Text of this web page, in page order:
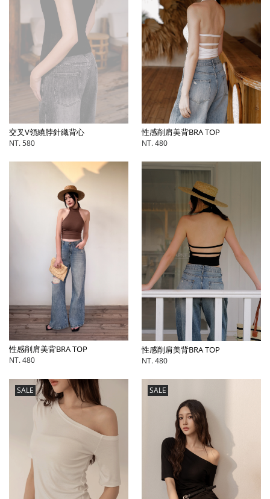
交叉V領繞脖針織背心
NT. 580
性感削肩美背BRA TOP
NT. 480
性感削肩美背BRA TOP
NT. 480
性感削肩美背BRA TOP
NT. 480
SALE SALE